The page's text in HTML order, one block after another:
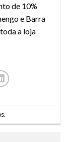
de 10%
e Barra
a loja
.